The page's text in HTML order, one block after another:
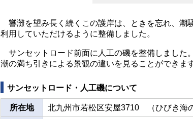
響灘を望み長く続くこの護岸は、ときを忘れ、潮
利用していただけるように整備しました。
サンセットロード前面に人工の磯を整備しました
潮の満ち引きによる景観の違いを見ることができます
サンセットロード・人工磯について
所在地 北九州市若松区安屋3710 （ひびき海